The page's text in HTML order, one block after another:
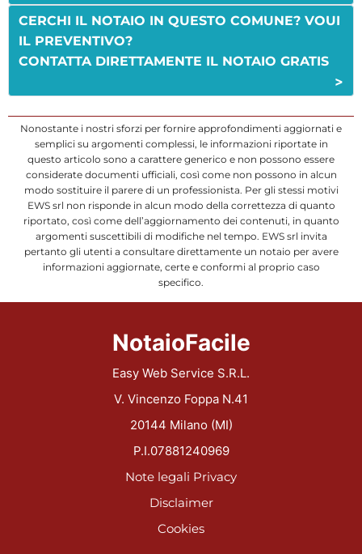
CERCHI IL NOTAIO IN QUESTO COMUNE? VOUI
IL PREVENTIVO?
CONTATTA DIRETTAMENTE IL NOTAIO GRATIS
>
Nonostante i nostri sforzi per fornire approfondimenti aggiornati e
semplici su argomenti complessi, le informazioni riportate in
questo articolo sono a carattere generico e non possono essere
considerate documenti ufficiali, così come non possono in alcun
modo sostituire il parere di un professionista. Per gli stessi motivi
EWS srl non risponde in alcun modo della correttezza di quanto
riportato, così come dell’aggiornamento dei contenuti, in quanto
argomenti suscettibili di modifiche nel tempo. EWS srl invita
pertanto gli utenti a consultare direttamente un notaio per avere
informazioni aggiornate, certe e conformi al proprio caso
specifico.
NotaioFacile
Easy Web Service S.R.L.
V. Vincenzo Foppa N.41
20144 Milano (MI)
P.I.07881240969
Note legali Privacy
Disclaimer
Cookies